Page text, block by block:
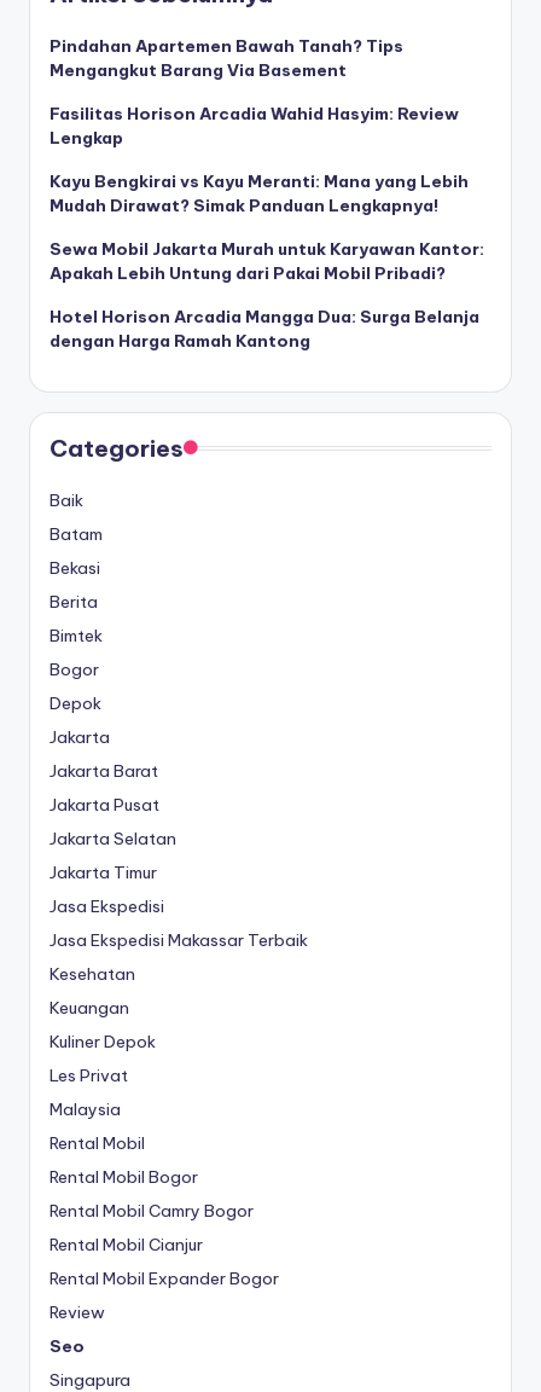
Pindahan Apartemen Bawah Tanah? Tips
Mengangkut Barang Via Basement
Fasilitas Horison Arcadia Wahid Hasyim: Review
Lengkap
Kayu Bengkirai vs Kayu Meranti: Mana yang Lebih
Mudah Dirawat? Simak Panduan Lengkapnya!
Sewa Mobil Jakarta Murah untuk Karyawan Kantor:
Apakah Lebih Untung dari Pakai Mobil Pribadi?
Hotel Horison Arcadia Mangga Dua: Surga Belanja
dengan Harga Ramah Kantong
Categories
Baik
Batam
Bekasi
Berita
Bimtek
Bogor
Depok
Jakarta
Jakarta Barat
Jakarta Pusat
Jakarta Selatan
Jakarta Timur
Jasa Ekspedisi
Jasa Ekspedisi Makassar Terbaik
Kesehatan
Keuangan
Kuliner Depok
Les Privat
Malaysia
Rental Mobil
Rental Mobil Bogor
Rental Mobil Camry Bogor
Rental Mobil Cianjur
Rental Mobil Expander Bogor
Review
Seo
Singapura